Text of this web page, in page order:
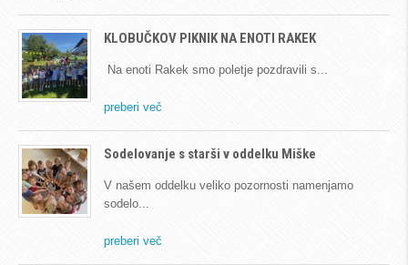
KLOBUČKOV PIKNIK NA ENOTI RAKEK
Na enoti Rakek smo poletje pozdravili s
preberi več
Sodelovanje s starši v oddelku Miške
V našem oddelku veliko pozornosti namenjamo
sodelo
preberi več